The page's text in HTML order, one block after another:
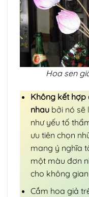
Hoa sen
Không kết hợp
nhaubởi nó sẽ
như yếu tố
ưu tiên chọn
mang ý nghĩa
một màu đơn
cho không
Cắm hoa giả